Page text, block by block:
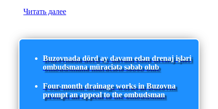
Читать далее
Buzovnada dörd ay davam edən drenaj işləri
ombudsmana müraciətə səbəb olub
Four-month drainage works in Buzovna
prompt an appeal to the ombudsman